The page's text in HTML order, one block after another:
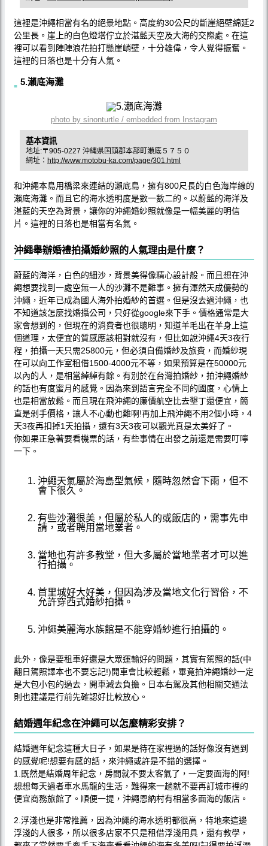
這裡是沖繩相當有名的絕景地點。高度約30公尺的斷崖絕壁綿延2
公里長。崖上的白色燈塔佇立於湛藍天空及大海的交際處。在這
裡可以看到陣陣浪花拍打懸崖峭壁，十分雄偉，令人覺得振奮。
這裡的日落也是十分有人氣。
5.瀨底海灘
photo by sinonturtle / embedded from Instagram
基本資訊
地址:〒905-0227 沖縄県国頭郡本部町瀬底５７５０
網址： http://www.motobu-ka.com/page/301.html
和沖繩本島用橋梁來連結的瀨底島，擁有800尺長的白色海岸線的
瀨底海灘。而且它的海水透明度是數一數二的。以蔚藍的海洋及
湛藍的天空為背景，讓你的沖繩婚紗照就像是一幅美麗的明信
片。這裡的日落也是相當有名氣。
沖繩舉辦婚禮拍攝婚紗照的人氣理由是什麼？
蔚藍的海洋，白色的細沙，背景美得像精心設計般。而且想在沖
繩想要找到一處空無一人的沙灘不是難事。擁有渾然天成優勢的
沖繩，近年已成為國人海外拍婚紗的首選。但是沒去過沖繩，也
不知道該怎麼找婚攝公司，只好從google來下手。價格通常是大
家會想到的，但現在的消費者也很聰明，知道羊毛出在羊身上這
個道理，太便宜的質感應該相對就沒有，但比如說沖繩4天3夜行
程，拍攝一天只需25800元，但必須自備婚紗及旅費，而婚紗現
在可以向工作室租借1500-4000元不等，如果預算是在50000元
以內的人，是相當綽綽有餘。有別於在台灣拍婚紗，拍沖繩婚紗
的話也有度蜜月的感覺。因為來到語言完全不同的國度，心情上
也是相當放鬆。而且現在飛沖繩的廉價航空比去墾丁還便宜，簡
直是剁手價格，讓人不心動也難啊!再加上飛沖繩不用2個小時，4
天3夜再扣掉1天拍攝，還有3天3夜可以觀光真是太美好了。
你如果正急著要看機票的話，有些事情在出發之前還是需要叮嚀
一下。
沖繩天氣屬於海島型氣候，隨時忽然會下雨，但不
會下很久。
有些沙灘很美，但屬於私人的或飯店的，需事先申
請，或者聘用當地業者。
當地也有許多教堂，但大多屬於當地業者才可以進
行拍攝。
首里城好大好美，但因為涉及當地文化行習俗，不
允許穿西式婚紗拍攝。
沖繩美麗海水族館是不能穿婚紗進行拍攝的。
此外，像是要租車好還是大眾運輸好的問題，其實有駕照的話(中
翻日駕照譯本也不要忘記!)開車會比較輕鬆，畢竟拍沖繩婚紗一定
是大包小包的過去，開車減去負擔。日本右駕及其他相關交通法
則也建議是行前先確認好比較放心。
結婚週年紀念在沖繩可以怎麼精彩安排？
結婚週年紀念這種大日子，如果是待在家裡過的話好像沒有過到
的感覺呢!想要有感的話，來沖繩或許是不錯的選擇。
1.既然是結婚周年紀念，房間就不要太客氣了，一定要面海的阿!
想想每天過者車水馬龍的生活，難得來一趟就不要再訂城市裡的
便宜商務旅館了。順便一提，沖繩恩納村有相當多面海的飯店。
2.浮淺也是非常推薦，因為沖繩的海水透明都很高，特地來這邊
浮淺的人很多，所以很多店家不只是租借浮淺用具，還有教學，